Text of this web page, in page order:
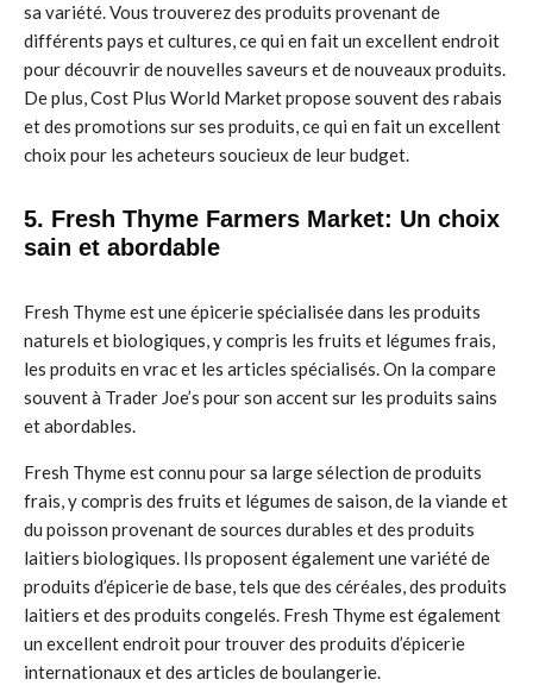
sa variété. Vous trouverez des produits provenant de
différents pays et cultures, ce qui en fait un excellent endroit
pour découvrir de nouvelles saveurs et de nouveaux produits.
De plus, Cost Plus World Market propose souvent des rabais
et des promotions sur ses produits, ce qui en fait un excellent
choix pour les acheteurs soucieux de leur budget.
5. Fresh Thyme Farmers Market: Un choix
sain et abordable
Fresh Thyme est une épicerie spécialisée dans les produits
naturels et biologiques, y compris les fruits et légumes frais,
les produits en vrac et les articles spécialisés. On la compare
souvent à Trader Joe’s pour son accent sur les produits sains
et abordables.
Fresh Thyme est connu pour sa large sélection de produits
frais, y compris des fruits et légumes de saison, de la viande et
du poisson provenant de sources durables et des produits
laitiers biologiques. Ils proposent également une variété de
produits d’épicerie de base, tels que des céréales, des produits
laitiers et des produits congelés. Fresh Thyme est également
un excellent endroit pour trouver des produits d’épicerie
internationaux et des articles de boulangerie.